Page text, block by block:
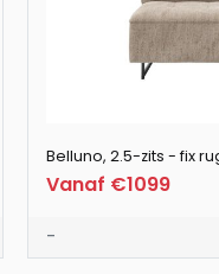
/ hocker 118 x 62 cm
Belluno, 2.5-zits - fix
Vanaf €1099
-